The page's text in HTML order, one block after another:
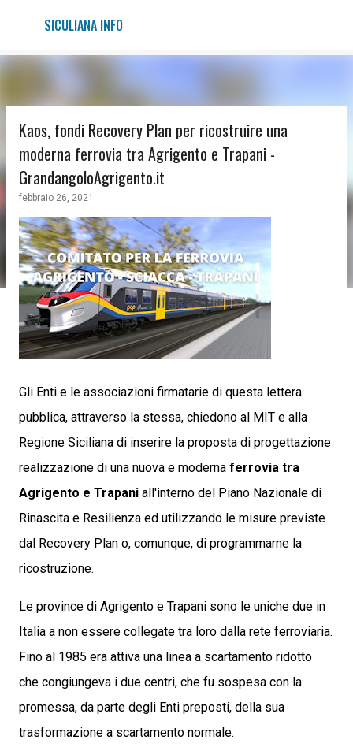
Passa ai contenuti principali
SICULIANA INFO
Kaos, fondi Recovery Plan per ricostruire una
moderna ferrovia tra Agrigento e Trapani -
GrandangoloAgrigento.it
febbraio 26, 2021
Gli Enti e le associazioni firmatarie di questa lettera
pubblica, attraverso la stessa, chiedono al MIT e alla
Regione Siciliana di inserire la proposta di progettazione
realizzazione di una nuova e moderna ferrovia tra
Agrigento e Trapani all'interno del Piano Nazionale di
Rinascita e Resilienza ed utilizzando le misure previste
dal Recovery Plan o, comunque, di programmarne la
ricostruzione.
Le province di Agrigento e Trapani sono le uniche due in
Italia a non essere collegate tra loro dalla rete ferroviaria.
Fino al 1985 era attiva una linea a scartamento ridotto
che congiungeva i due centri, che fu sospesa con la
promessa, da parte degli Enti preposti, della sua
trasformazione a scartamento normale.